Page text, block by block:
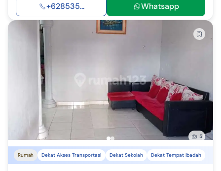
+628535... Whatsapp
5
Rumah Dekat Akses Transportasi Dekat Sekolah Dekat Tempat Ibadah